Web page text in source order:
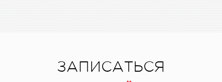
опорно-двигательного аппарата
(травматологический пункт)
ЗАПИСАТЬСЯ